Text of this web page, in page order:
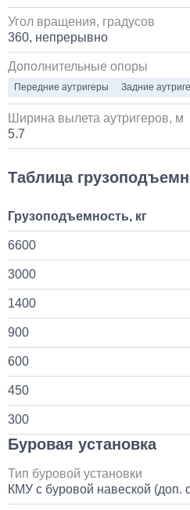
Установка стояночного
Угол вращения, градусов
360, непрерывно
Дополнительные опоры
Передние аутригеры Задние
Ширина вылета аутригеров, м
5.7
Таблица
Грузоподъемность, кг
6600
3000
1400
900
600
450
300
Буровая установка
Тип буровой установки
КМУ с буровой навеской (доп.